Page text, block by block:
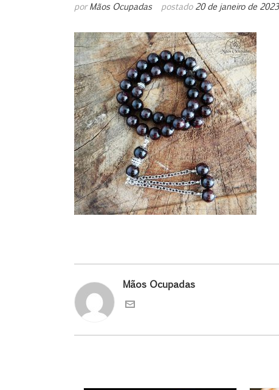
porMãos Ocupadas postado 20 de janeiro de 2023
Mãos Ocupadas